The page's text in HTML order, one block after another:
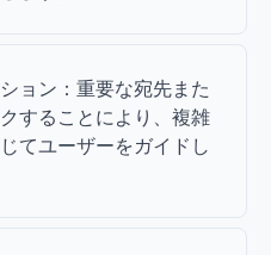
ョン：重要な宛先また
することにより、複雑
てユーザーをガイドし